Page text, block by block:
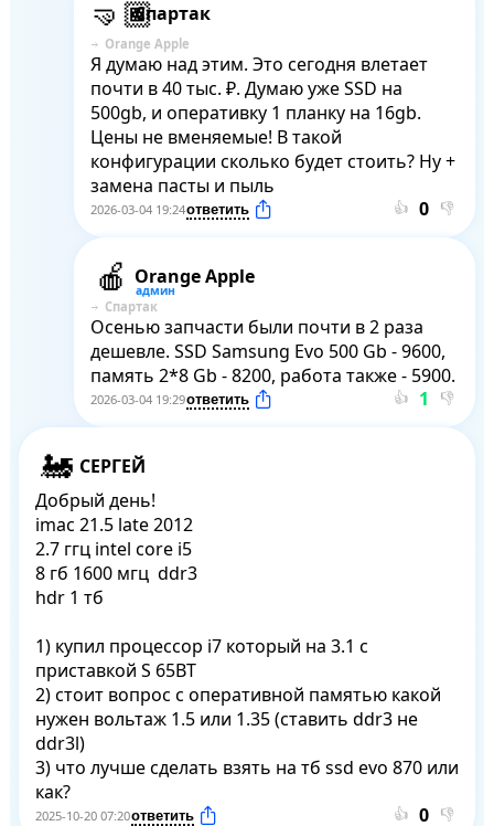
Спартак
Orange Apple
Я думаю над этим. Это сегодня влетает
почти в 40 тыс. ₽. Думаю уже SSD на
500gb, и оперативку 1 планку на 16gb.
Цены не вменяемые! В такой
конфигурации сколько будет стоить? Ну +
замена пасты и пыль
2026-03-04 19:24 👍 👎
Orange Apple
Спартак
Осенью запчасти были почти в 2 раза
дешевле. SSD Samsung Evo 500 Gb - 9600,
память 2*8 Gb - 8200, работа также - 5900.
2026-03-04 19:29 👍 👎
СЕРГЕЙ
Добрый день!
imac 21.5 late 2012
2.7 ггц intel core i5
8 гб 1600 мгц  ddr3
hdr 1 тб
1) купил процессор i7 который на 3.1 с
приставкой S 65ВТ
2) стоит вопрос с оперативной памятью какой
нужен вольтаж 1.5 или 1.35 (ставить ddr3 не
ddr3l)
3) что лучше сделать взять на тб ssd evo 870 или
как?
2025-10-20 07:20 👍 👎